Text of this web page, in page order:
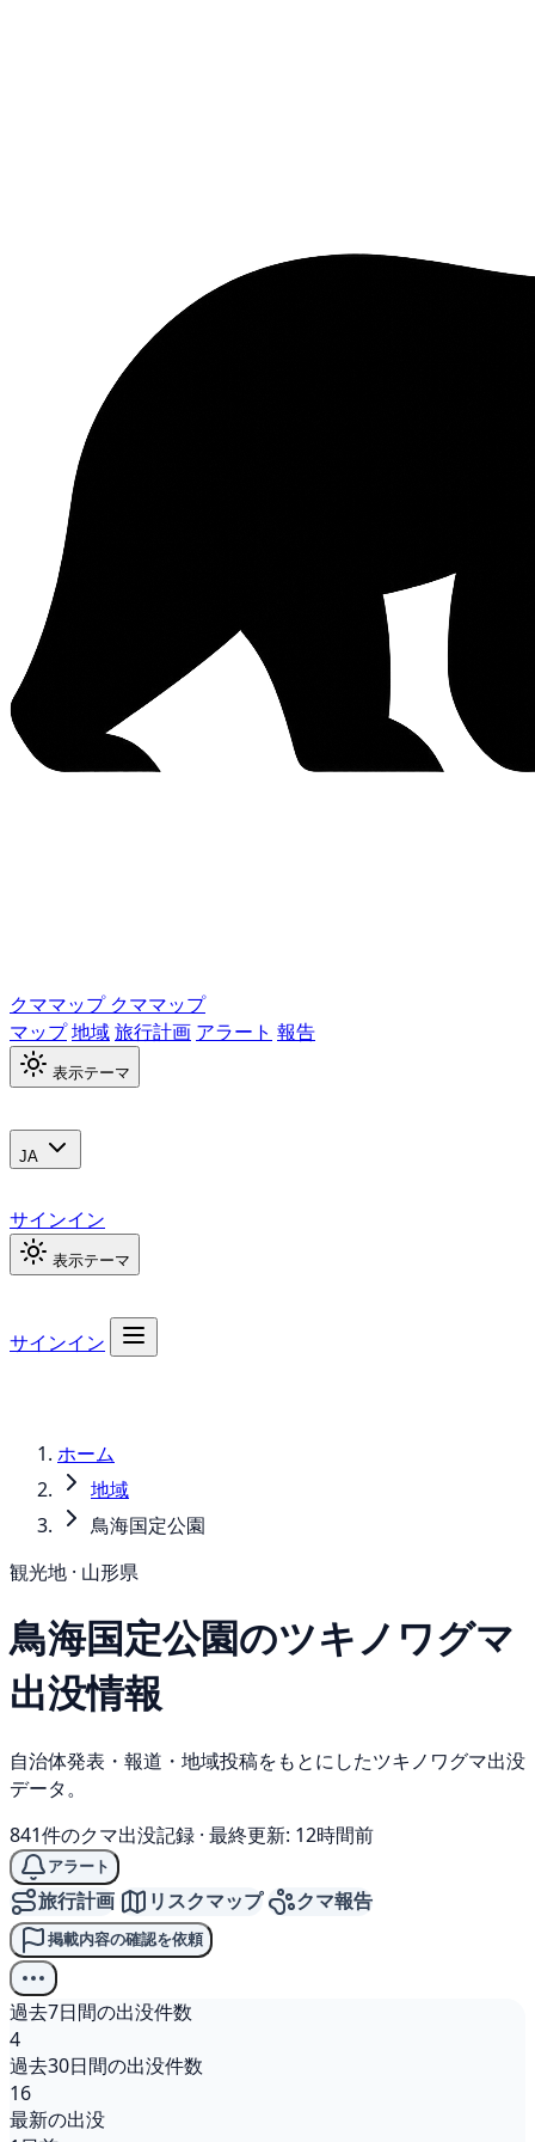
クママップ クママップ
マップ地域旅行計画 アラート 報告
表示テーマ
JA
サインイン
表示テーマ
サインイン
ホーム
地域
鳥海国定公園
観光地 · 山形県
鳥海国定公園のツキノワグマ
出没情報
自治体発表・報道・地域投稿をもとにしたツキノワグマ出没
データ。
841件のクマ出没記録 · 最終更新: 12時間前
アラート
旅行計画 リスクマップ クマ報告
掲載内容の確認を依頼
過去7日間の出没件数
4
過去30日間の出没件数
16
最新の出没